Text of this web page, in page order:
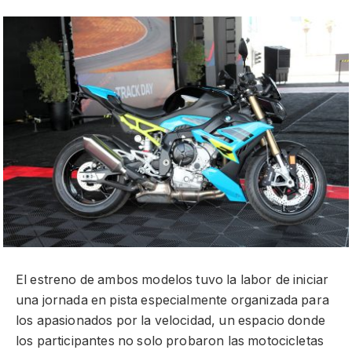
El estreno de ambos modelos tuvo la labor de iniciar
una jornada en pista especialmente organizada para
los apasionados por la velocidad, un espacio donde
los participantes no solo probaron las motocicletas